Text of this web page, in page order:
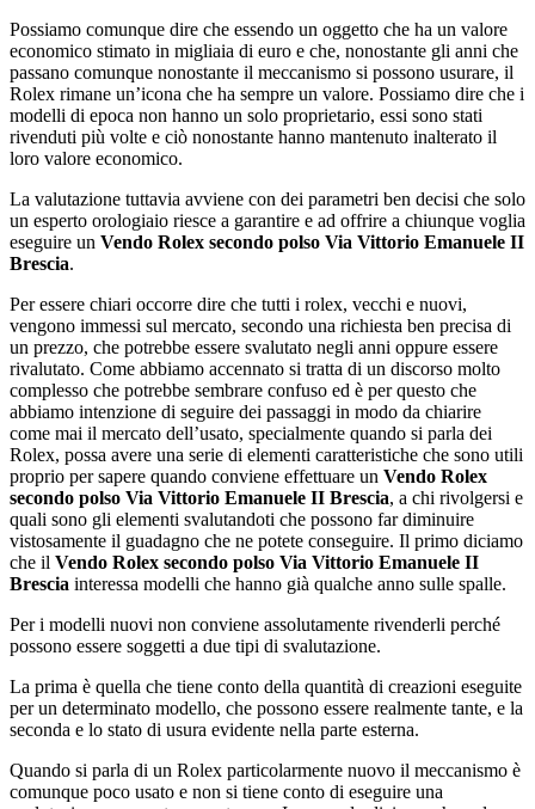
Possiamo comunque dire che essendo un oggetto che ha un valore
economico stimato in migliaia di euro e che, nonostante gli anni che
passano comunque nonostante il meccanismo si possono usurare, il
Rolex rimane un’icona che ha sempre un valore. Possiamo dire che i
modelli di epoca non hanno un solo proprietario, essi sono stati
rivenduti più volte e ciò nonostante hanno mantenuto inalterato il
loro valore economico.
La valutazione tuttavia avviene con dei parametri ben decisi che solo
un esperto orologiaio riesce a garantire e ad offrire a chiunque voglia
eseguire un Vendo Rolex secondo polso Via Vittorio Emanuele II
Brescia.
Per essere chiari occorre dire che tutti i rolex, vecchi e nuovi,
vengono immessi sul mercato, secondo una richiesta ben precisa di
un prezzo, che potrebbe essere svalutato negli anni oppure essere
rivalutato. Come abbiamo accennato si tratta di un discorso molto
complesso che potrebbe sembrare confuso ed è per questo che
abbiamo intenzione di seguire dei passaggi in modo da chiarire
come mai il mercato dell’usato, specialmente quando si parla dei
Rolex, possa avere una serie di elementi caratteristiche che sono utili
proprio per sapere quando conviene effettuare un Vendo Rolex
secondo polso Via Vittorio Emanuele II Brescia, a chi rivolgersi e
quali sono gli elementi svalutandoti che possono far diminuire
vistosamente il guadagno che ne potete conseguire. Il primo diciamo
che il Vendo Rolex secondo polso Via Vittorio Emanuele II
Brescia interessa modelli che hanno già qualche anno sulle spalle.
Per i modelli nuovi non conviene assolutamente rivenderli perché
possono essere soggetti a due tipi di svalutazione.
La prima è quella che tiene conto della quantità di creazioni eseguite
per un determinato modello, che possono essere realmente tante, e la
seconda e lo stato di usura evidente nella parte esterna.
Quando si parla di un Rolex particolarmente nuovo il meccanismo è
comunque poco usato e non si tiene conto di eseguire una